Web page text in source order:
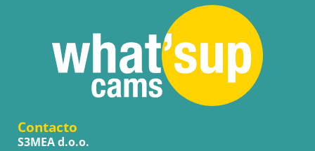
Contacto
S3MEA d.o.o.